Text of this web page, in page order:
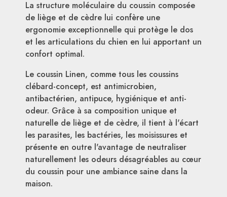
La structure moléculaire du coussin composée
de liège et de cèdre lui confère une
ergonomie exceptionnelle qui protège le dos
et les articulations du chien en lui apportant un
confort optimal.
Le coussin Linen, comme tous les coussins
clébard-concept, est antimicrobien,
antibactérien, antipuce, hygiénique et anti-
odeur. Grâce à sa composition unique et
naturelle de liège et de cèdre, il tient à l'écart
les parasites, les bactéries, les moisissures et
présente en outre l'avantage de neutraliser
naturellement les odeurs désagréables au cœur
du coussin pour une ambiance saine dans la
maison.